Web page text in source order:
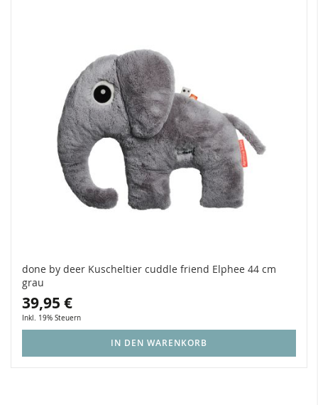
done by deer Kuscheltier cuddle friend Elphee 44 cm
grau
39,95 €
Inkl. 19% Steuern
IN DEN WARENKORB